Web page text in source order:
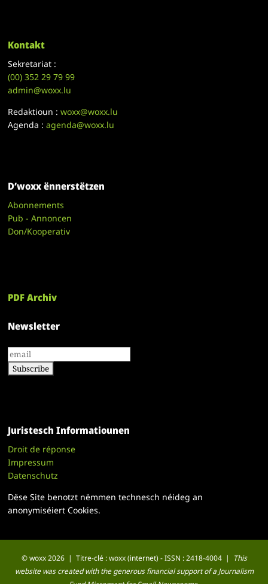
Kontakt
Sekretariat :
(00)352 29 79 99
admin@woxx.lu
Redaktioun :woxx@woxx.lu
Agenda :agenda@woxx.lu
D’woxx ënnerstëtzen
Abonnements
Pub - Annoncen
Don/Kooperativ
PDF Archiv
Newsletter
Juristesch Informatiounen
Droit de réponse
Impressum
Datenschutz
Dëse Site benotzt nëmmen technesch néideg an
anonymiséiert Cookies.
© woxx 2026 | Titre-clé : woxx (internet) - ISSN : 2418-4004 |
This
website was created with the generous financial support of a Journalism